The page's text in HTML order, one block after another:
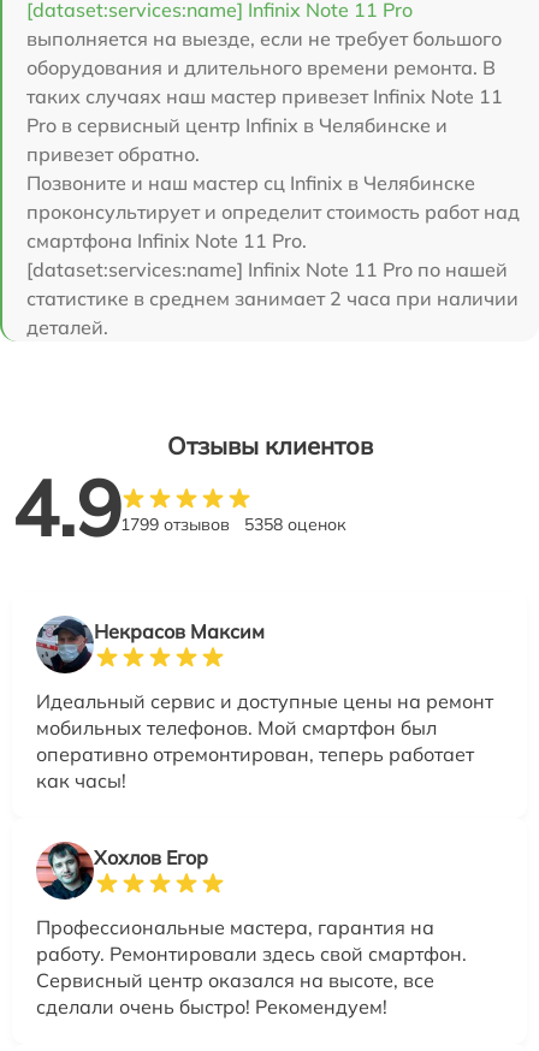
[dataset:services:name] Infinix Note 11 Pro
выполняется на выезде, если не требует большого
оборудования и длительного времени ремонта. В
таких случаях наш мастер привезет Infinix Note 11
Pro в сервисный центр Infinix в Челябинске и
привезет обратно.
Позвоните и наш мастер сц Infinix в Челябинске
проконсультирует и определит стоимость работ над
смартфона Infinix Note 11 Pro.
[dataset:services:name] Infinix Note 11 Pro по нашей
статистике в среднем занимает 2 часа при наличии
деталей.
Отзывы клиентов
4.91799 отзывов 5358 оценок
Некрасов Максим
Идеальный сервис и доступные цены на ремонт
мобильных телефонов. Мой смартфон был
оперативно отремонтирован, теперь работает
как часы!
Хохлов Егор
Профессиональные мастера, гарантия на
работу. Ремонтировали здесь свой смартфон.
Сервисный центр оказался на высоте, все
сделали очень быстро! Рекомендуем!